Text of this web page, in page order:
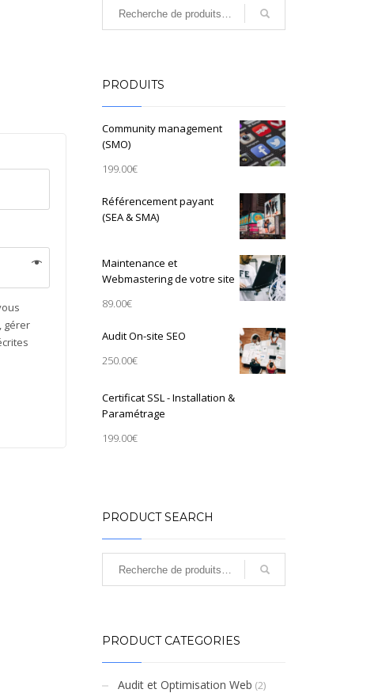
gérer
PRODUITS
Community management
(SMO)
199.00€
Référencement payant
(SEA & SMA)
Maintenance et
Webmastering de votre site
89.00€
Audit On-site SEO
250.00€
Certificat SSL - Installation &
Paramétrage
199.00€
PRODUCT SEARCH
PRODUCT CATEGORIES
Audit et Optimisation Web (2)